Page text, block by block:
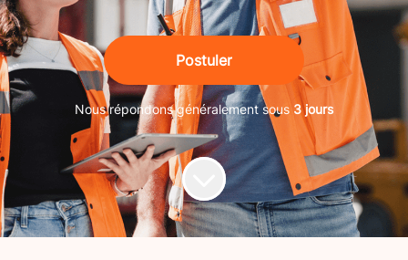
Postuler
Nous répondons généralement sous3 jours